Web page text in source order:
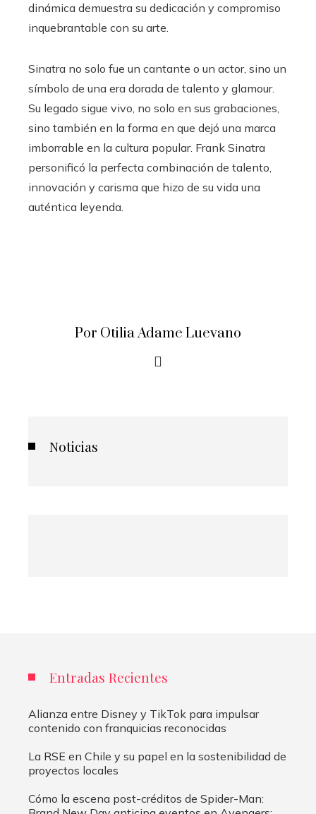
dinámica demuestra su dedicación y compromiso
inquebrantable con su arte.
Sinatra no solo fue un cantante o un actor, sino un
símbolo de una era dorada de talento y glamour.
Su legado sigue vivo, no solo en sus grabaciones,
sino también en la forma en que dejó una marca
imborrable en la cultura popular. Frank Sinatra
personificó la perfecta combinación de talento,
innovación y carisma que hizo de su vida una
auténtica leyenda.
Por Otilia Adame Luevano
Noticias
Entradas Recientes
Alianza entre Disney y TikTok para impulsar
contenido con franquicias reconocidas
La RSE en Chile y su papel en la sostenibilidad de
proyectos locales
Cómo la escena post-créditos de Spider-Man: